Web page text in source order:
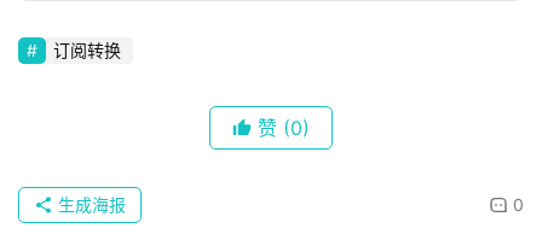
订阅转换
赞 (0)
0
生成海报